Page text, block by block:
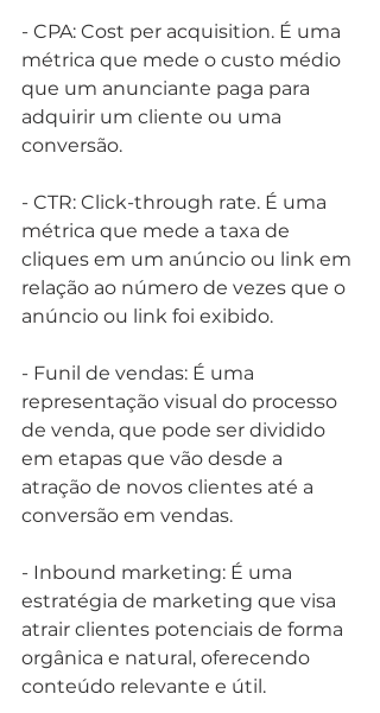
- CPA: Cost per acquisition. É uma
métrica que mede o custo médio
que um anunciante paga para
adquirir um cliente ou uma
conversão.
- CTR: Click-through rate. É uma
métrica que mede a taxa de
cliques em um anúncio ou link em
relação ao número de vezes que o
anúncio ou link foi exibido.
- Funil de vendas: É uma
representação visual do processo
de venda, que pode ser dividido
em etapas que vão desde a
atração de novos clientes até a
conversão em vendas.
- Inbound marketing: É uma
estratégia de marketing que visa
atrair clientes potenciais de forma
orgânica e natural, oferecendo
conteúdo relevante e útil.